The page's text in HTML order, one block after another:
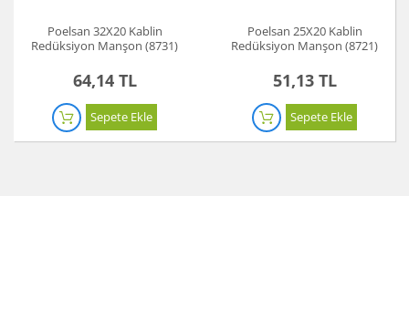
Poelsan 32X20 Kablin
Redüksiyon Manşon (8731)
64,14 TL
Sepete Ekle
Poelsan 25X20 Kablin
Redüksiyon Manşon (8721)
51,13 TL
Sepete Ekle